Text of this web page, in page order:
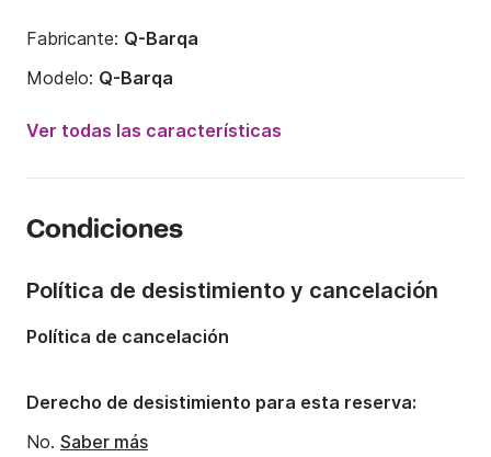
Fabricante: Q-Barqa
Modelo: Q-Barqa
40CV
Capacidad a bordo:
Ver todas las características
Condiciones
Política de desistimiento y cancelación
Política de cancelación
Derecho de desistimiento para esta reserva:
No. Saber más